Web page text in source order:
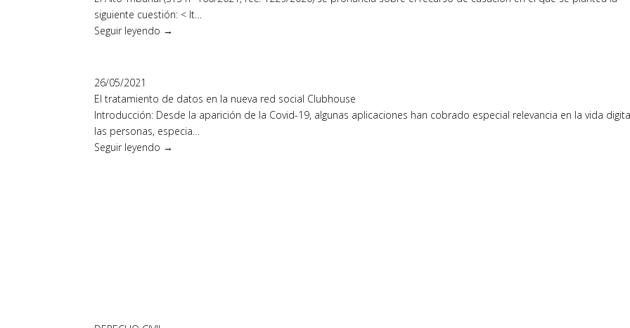
siguiente cuestión: < lt…
Seguir leyendo →
26/05/2021
El tratamiento de datos en la nueva red social Clubhouse
Introducción: Desde la aparición de la Covid-19, algunas aplicaciones han cobrado especial relevancia en la vida
las personas, especia…
Seguir leyendo →